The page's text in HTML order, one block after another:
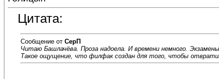
Цитата:
Сообщение от СерП
Читаю Башлачёва. Проза надоела. И времени немного.
Такое ощущение, что филфак создан для того, чтобы